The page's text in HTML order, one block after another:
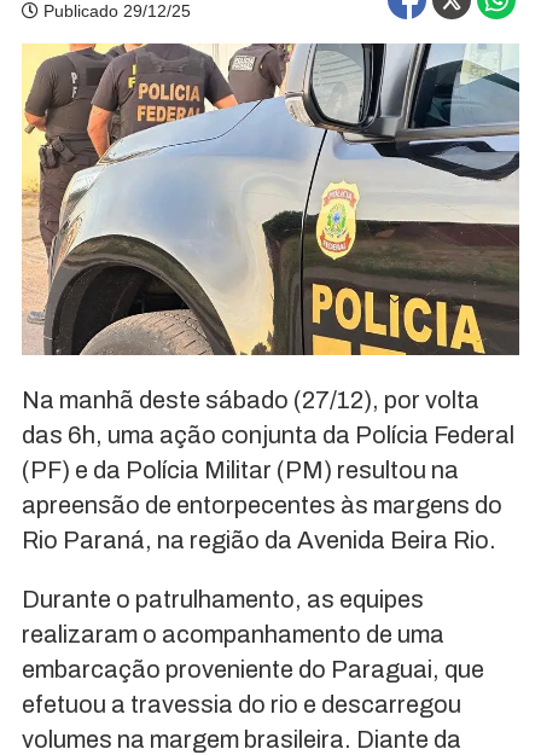
Publicado 29/12/25
Na manhã deste sábado (27/12), por volta
das 6h, uma ação conjunta da Polícia Federal
(PF) e da Polícia Militar (PM) resultou na
apreensão de entorpecentes às margens do
Rio Paraná, na região da Avenida Beira Rio.
Durante o patrulhamento, as equipes
realizaram o acompanhamento de uma
embarcação proveniente do Paraguai, que
efetuou a travessia do rio e descarregou
volumes na margem brasileira. Diante da